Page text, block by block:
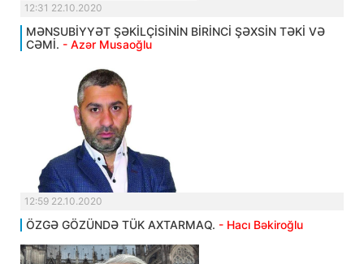
12:31 22.10.2020
MƏNSUBİYYƏT ŞƏKİLÇİSİNİN BİRİNCİ ŞƏXSİN TƏKİ VƏ
CƏMİ. - Azər Musaoğlu
12:59 22.10.2020
ÖZGƏ GÖZÜNDƏ TÜK AXTARMAQ. - Hacı Bəkiroğlu